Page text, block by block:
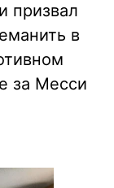
призвал
в
за Месси